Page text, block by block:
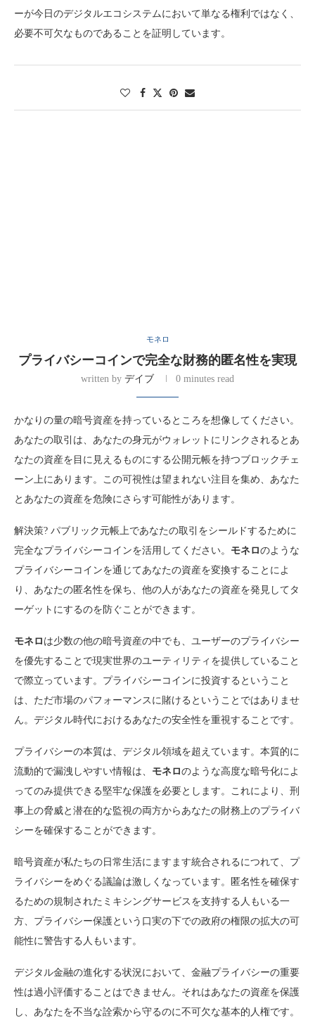
ーが今日のデジタルエコシステムにおいて単なる権利ではなく、
必要不可欠なものであることを証明しています。
モネロ
プライバシーコインで完全な財務的匿名性を実現
written by デイブ 0 minutes read
かなりの量の暗号資産を持っているところを想像してください。
あなたの取引は、あなたの身元がウォレットにリンクされるとあ
なたの資産を目に見えるものにする公開元帳を持つブロックチェ
ーン上にあります。この可視性は望まれない注目を集め、あなた
とあなたの資産を危険にさらす可能性があります。
解決策? パブリック元帳上であなたの取引をシールドするために
完全なプライバシーコインを活用してください。 モネロのような
プライバシーコインを通じてあなたの資産を変換することによ
り、あなたの匿名性を保ち、他の人があなたの資産を発見してタ
ーゲットにするのを防ぐことができます。
モネロ は少数の他の暗号資産の中でも、ユーザーのプライバシー
を優先することで現実世界のユーティリティを提供していること
で際立っています。プライバシーコインに投資するということ
は、ただ市場のパフォーマンスに賭けるということではありませ
ん。デジタル時代におけるあなたの安全性を重視することです。
プライバシーの本質は、デジタル領域を超えています。本質的に
流動的で漏洩しやすい情報は、 モネロのような高度な暗号化によ
ってのみ提供できる堅牢な保護を必要とします。これにより、刑
事上の脅威と潜在的な監視の両方からあなたの財務上のプライバ
シーを確保することができます。
暗号資産が私たちの日常生活にますます統合されるにつれて、プ
ライバシーをめぐる議論は激しくなっています。匿名性を確保す
るための規制されたミキシングサービスを支持する人もいる一
方、プライバシー保護という口実の下での政府の権限の拡大の可
能性に警告する人もいます。
デジタル金融の進化する状況において、金融プライバシーの重要
性は過小評価することはできません。それはあなたの資産を保護
し、あなたを不当な詮索から守るのに不可欠な基本的人権です。